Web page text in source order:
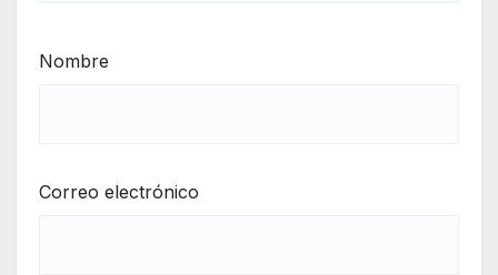
Nombre
Correo electrónico